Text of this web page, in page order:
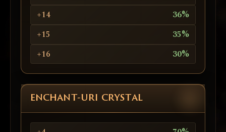
+14
36%
+15
35%
+16
30%
ENCHANT-URI CRYSTAL